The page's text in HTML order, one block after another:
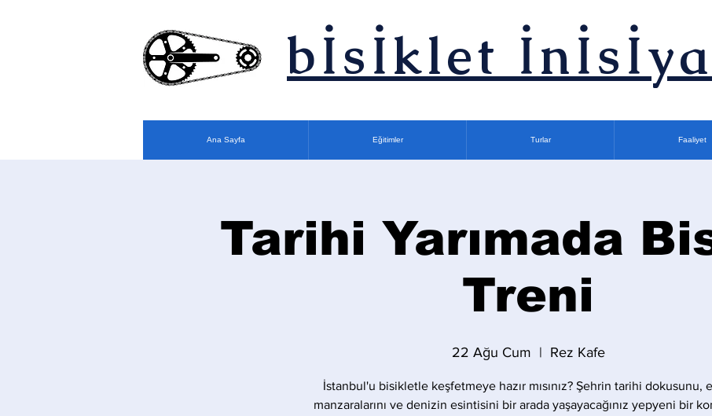
bİsİklet
Ana Sayfa Eğitimler Turlar Faaliyet
Tarihi Yarımada
Treni
22 Ağu Cum
  |
Rez Kafe
İstanbul'u bisikletle keşfetmeye hazır mısınız? Şehrin tarihi dokusunu,
manzaralarını ve denizin esintisini bir arada yaşayacağınız yepyeni bir